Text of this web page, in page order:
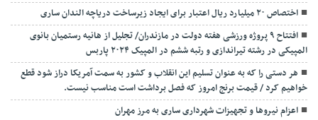
اختصاص ۲۰ میلیارد ریال اعتبار برای ایجاد زیرساخت دریاچه الندان ساری
افتتاح ۹ پروژه ورزشی هفته دولت در مازندران/ تجلیل از هانیه رستمیان بانوی
المپیکی در رشته تیراندازی و رتبه ششم در المپیک ۲۰۲۴ پاربس
هر دستی را که به عنوان تسلیم این انقلاب و کشور به سمت آمريکا دراز شود قطع
خواهیم کرد / قیمت برنج امروز که فصل برداشت است مناسب نیست.
اعزام نیروها و تجهیزات شهرداری ساری به مرز مهران